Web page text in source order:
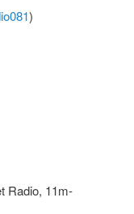
)
Radio, 11m-